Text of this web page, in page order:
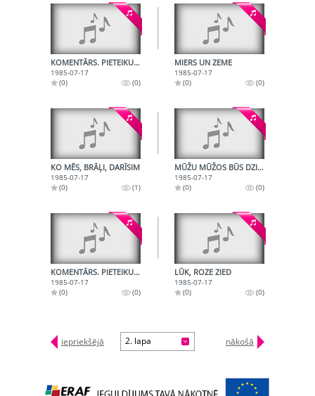
KOMENTĀRS. PIETEIKUMS
1985-07-17
(0)
(0)
MIERS UN ZEME
1985-07-17
(0)
(0)
KO MĒS, BRĀĻI, DARĪSIM
1985-07-17
(0)
(1)
MŪŽU MŪŽOS BŪS DZIESMA
1985-07-17
(0)
(0)
KOMENTĀRS. PIETEIKUMS
1985-07-17
(0)
(0)
LŪK, ROZE ZIED
1985-07-17
(0)
(0)
iepriekšējā 2. lapa nākošā